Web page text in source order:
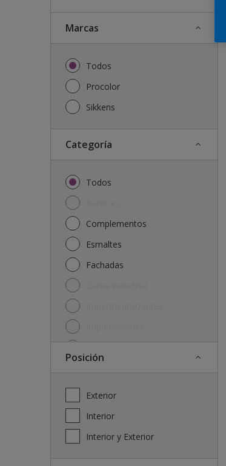
Marcas
Todos
Procolor
Sikkens
Categoría
Todos
Complementos
Esmaltes
Fachadas
posición
Exterior
Interior
Interior y Exterior